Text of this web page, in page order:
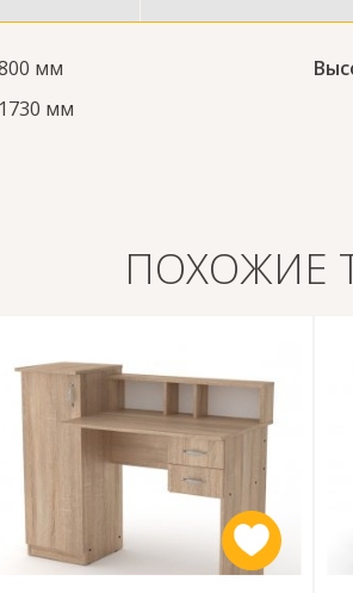
мм
1730 мм
ПОХОЖИЕ